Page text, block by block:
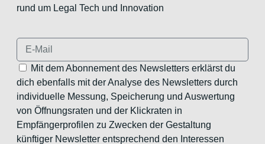
rund um Legal Tech und Innovation
Mit dem Abonnement des Newsletters erklärst du
dich ebenfalls mit der Analyse des Newsletters durch
individuelle Messung, Speicherung und Auswertung
von Öffnungsraten und der Klickraten in
Empfängerprofilen zu Zwecken der Gestaltung
künftiger Newsletter entsprechend den Interessen